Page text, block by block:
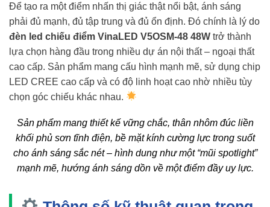
Để tạo ra một điểm nhấn thị giác thật nổi bật, ánh sáng
phải đủ mạnh, đủ tập trung và đủ ổn định. Đó chính là lý do
đèn led chiếu điểm VinaLED V5OSM-48 48W trở thành
lựa chọn hàng đầu trong nhiều dự án nội thất – ngoại thất
cao cấp. Sản phẩm mang cấu hình mạnh mẽ, sử dụng chip
LED CREE cao cấp và có độ linh hoạt cao nhờ nhiều tùy
chọn góc chiếu khác nhau.
Sản phẩm mang thiết kế vững chắc, thân nhôm đúc liền
khối phủ sơn tĩnh điện, bề mặt kính cường lực trong suốt
cho ánh sáng sắc nét – hình dung như một “mũi spotlight”
mạnh mẽ, hướng ánh sáng dồn về một điểm đầy uy lực.